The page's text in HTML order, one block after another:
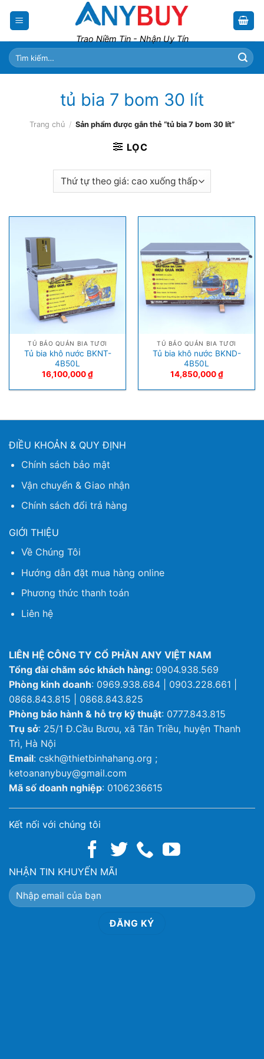
Trao Niềm Tin - Nhận Uy Tín
Tìm
kiếm:
tủ bia 7 bom 30 lít
Trang chủ / Sản phẩm được gắn thẻ “tủ bia 7 bom 30 lít”
LỌC
TỦ BẢO QUẢN BIA TƯƠI
Tủ bia khô nước BKNT-
4B50L
16,100,000₫
TỦ BẢO QUẢN BIA TƯƠI
Tủ bia khô nước BKND-
4B50L
14,850,000₫
ĐIỀU KHOẢN & QUY ĐỊNH
Chính sách bảo mật
Vận chuyển & Giao nhận
Chính sách đổi trả hàng
GIỚI THIỆU
Về Chúng Tôi
Hướng dẫn đặt mua hàng online
Phương thức thanh toán
Liên hệ
LIÊN HỆ CÔNG TY CỔ PHẦN ANY VIỆT NAM
Tổng đài chăm sóc khách hàng: 0904.938.569
Phòng kinh doanh: 0969.938.684 | 0903.228.661 |
0868.843.815 | 0868.843.825
Phòng bảo hành & hỗ trợ kỹ thuật: 0777.843.815
Trụ sở: 25/1 Đ.Cầu Bươu, xã Tân Triều, huyện Thanh
Trì, Hà Nội
Email: cskh@thietbinhahang.org ;
ketoananybuy@gmail.com
Mã số doanh nghiệp: 0106236615
Kết nối với chúng tôi
NHẬN TIN KHUYẾN MÃI